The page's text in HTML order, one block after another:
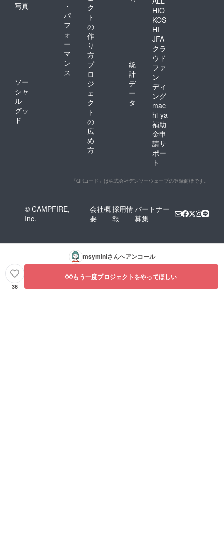
写真
・
パ
フ
ォ
ー
マ
ン
ス
ソー
シャ
ル
グッ
ド
ク
ト
の
作
り
方
プ
ロ
ジ
ェ
ク
ト
の
広
め
方
統
計
デ
ー
タ
HIO
KOS
HI
JFA
クラ
ウド
ファ
ン
ディ
ング
mac
hi-ya
補助
金申
請サ
ポー
ト
「QRコード」は株式会社デンソーウェーブの登録商標です。
© CAMPFIRE,
Inc.
会社概
要
採用情
報
パートナー
募集
msyminiさんへアンコール
36
もう一度プロジェクトをやってほしい